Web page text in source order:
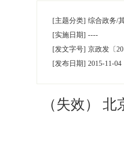
[主题分类] 综合政务/
[实施日期] ----
[发文字号] 京政发 〔
[发布日期] 2015-11-04
（失效）